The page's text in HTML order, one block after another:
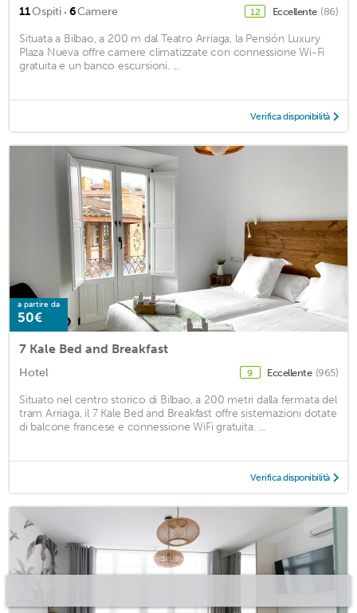
11Ospiti · 6Camere 12 Eccellente (86)
Situata a Bilbao, a 200 m dal Teatro Arriaga, la Pensión Luxury
Plaza Nueva offre camere climatizzate con connessione Wi-Fi
gratuita e un banco escursioni. ...
Verifica disponibilità
a partire da
50€
7 Kale Bed and Breakfast
Hotel 9 Eccellente (965)
Situato nel centro storico di Bilbao, a 200 metri dalla fermata del
tram Arriaga, il 7 Kale Bed and Breakfast offre sistemazioni dotate
di balcone francese e connessione WiFi gratuita. ...
Verifica disponibilità